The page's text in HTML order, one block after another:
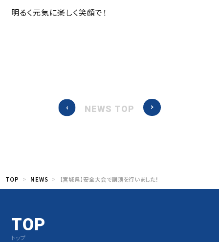
明るく元気に楽しく笑顔で！
NEWS TOP
TOP NEWS 【宮城県】安全大会で講演を行いました！
TOP
トップ